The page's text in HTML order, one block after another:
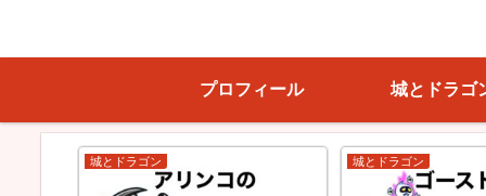
プロフィール 城とドラゴ
城とドラゴン 城とドラゴン